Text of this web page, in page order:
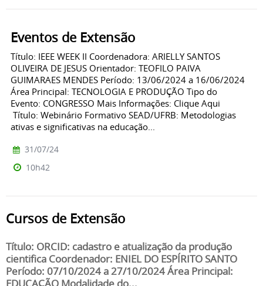
Eventos de Extensão
Título: IEEE WEEK II Coordenadora: ARIELLY SANTOS
OLIVEIRA DE JESUS Orientador: TEOFILO PAIVA
GUIMARAES MENDES Período: 13/06/2024 a 16/06/2024
Área Principal: TECNOLOGIA E PRODUÇÃO Tipo do
Evento: CONGRESSO Mais Informações: Clique Aqui
Título: Webinário Formativo SEAD/UFRB: Metodologias
ativas e significativas na educação...
31/07/24
10h42
Cursos de Extensão
Título: ORCID: cadastro e atualização da produção
cientifica Coordenador: ENIEL DO ESPÍRITO SANTO
Período: 07/10/2024 a 27/10/2024 Área Principal: